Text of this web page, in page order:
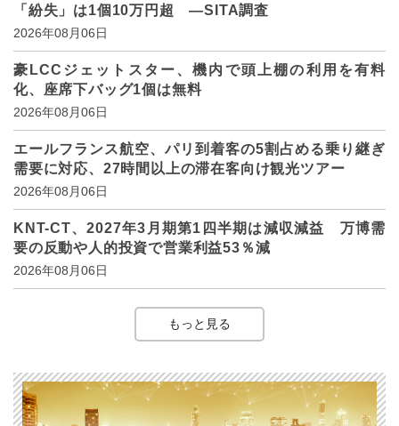
「紛失」は1個10万円超 ―SITA調査
2026年08月06日
豪LCCジェットスター、機内で頭上棚の利用を有料
化、座席下バッグ1個は無料
2026年08月06日
エールフランス航空、パリ到着客の5割占める乗り継ぎ
需要に対応、27時間以上の滞在客向け観光ツアー
2026年08月06日
KNT-CT、2027年3月期第1四半期は減収減益 万博需
要の反動や人的投資で営業利益53％減
2026年08月06日
もっと見る